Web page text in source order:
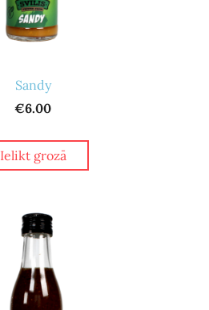
Sandy
€6.00
Ielikt grozā